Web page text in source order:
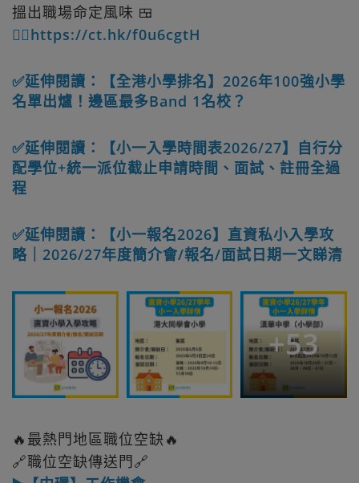
搵出職場命定風味 🍱
👉🏻https://ct.hk/f0u6cgtH
✅延伸閱讀：【全港小學排名】2026年100強小學
名單出爐！邊區最多Band 1名校？
✅延伸閱讀：【小一入學時間表2026/27】自行分
配學位+統一派位截止申請時間、面試、註冊全過
程
✅延伸閱讀：【小一報名2026】直資私小入學攻
略｜2026/27年度簡介會/報名/面試日期一文睇清
+53
🔥最熱門地區職位空缺🔥
🔗職位空缺傳送門🔗